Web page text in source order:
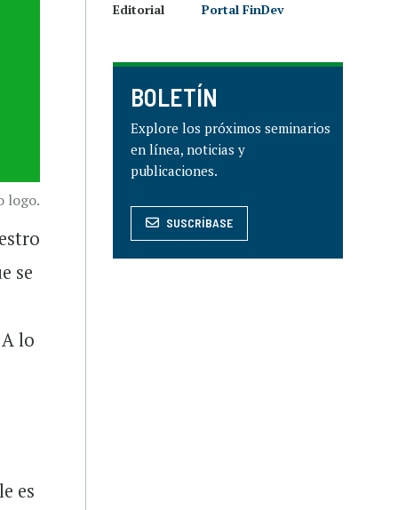
logo.
se
lo
es
Editorial
Portal FinDev
BOLETÍN
Explore los próximos seminarios
en línea, noticias y
publicaciones.
SUSCRÍBASE